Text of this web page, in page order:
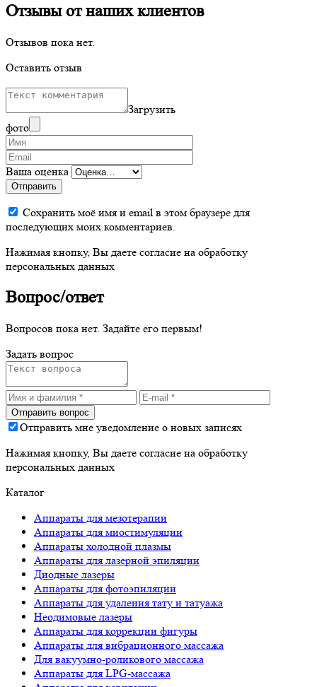
Отзывы от наших клиентов
Отзывов пока нет.
Оставить отзыв
Загрузить
фото
Ваша оценка
Отправить
Сохранить моё имя и email в этом браузере для
последующих моих комментариев.
Нажимая кнопку, Вы даете согласие на обработку
персональных данных
Вопрос/ответ
Вопросов пока нет. Задайте его первым!
Задать вопрос
Отправить мне уведомление о новых записях
Нажимая кнопку, Вы даете согласие на обработку
персональных данных
Каталог
Аппараты для мезотерапии
Аппараты для миостимуляции
Аппараты холодной плазмы
Аппараты для лазерной эпиляции
Диодные лазеры
Аппараты для фотоэпиляции
Аппараты для удаления тату и татуажа
Неодимовые лазеры
Аппараты для коррекции фигуры
Аппараты для вибрационного массажа
Для вакуумно-роликового массажа
Аппараты для LPG-массажа